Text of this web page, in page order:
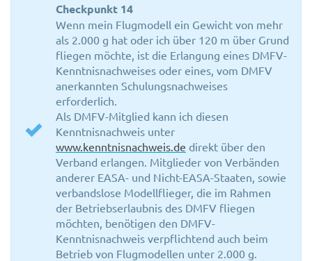
Checkpunkt 14
Wenn mein Flugmodell ein Gewicht von mehr
als 2.000 g hat oder ich über 120 m über Grund
fliegen möchte, ist die Erlangung eines DMFV-
Kenntnisnachweises oder eines, vom DMFV
anerkannten Schulungsnachweises
erforderlich.
Als DMFV-Mitglied kann ich diesen
Kenntnisnachweis unter
www.kenntnisnachweis.de direkt über den
Verband erlangen. Mitglieder von Verbänden
anderer EASA- und Nicht-EASA-Staaten, sowie
verbandslose Modellflieger, die im Rahmen
der Betriebserlaubnis des DMFV fliegen
möchten, benötigen den DMFV-
Kenntnisnachweis verpflichtend auch beim
Betrieb von Flugmodellen unter 2.000 g.